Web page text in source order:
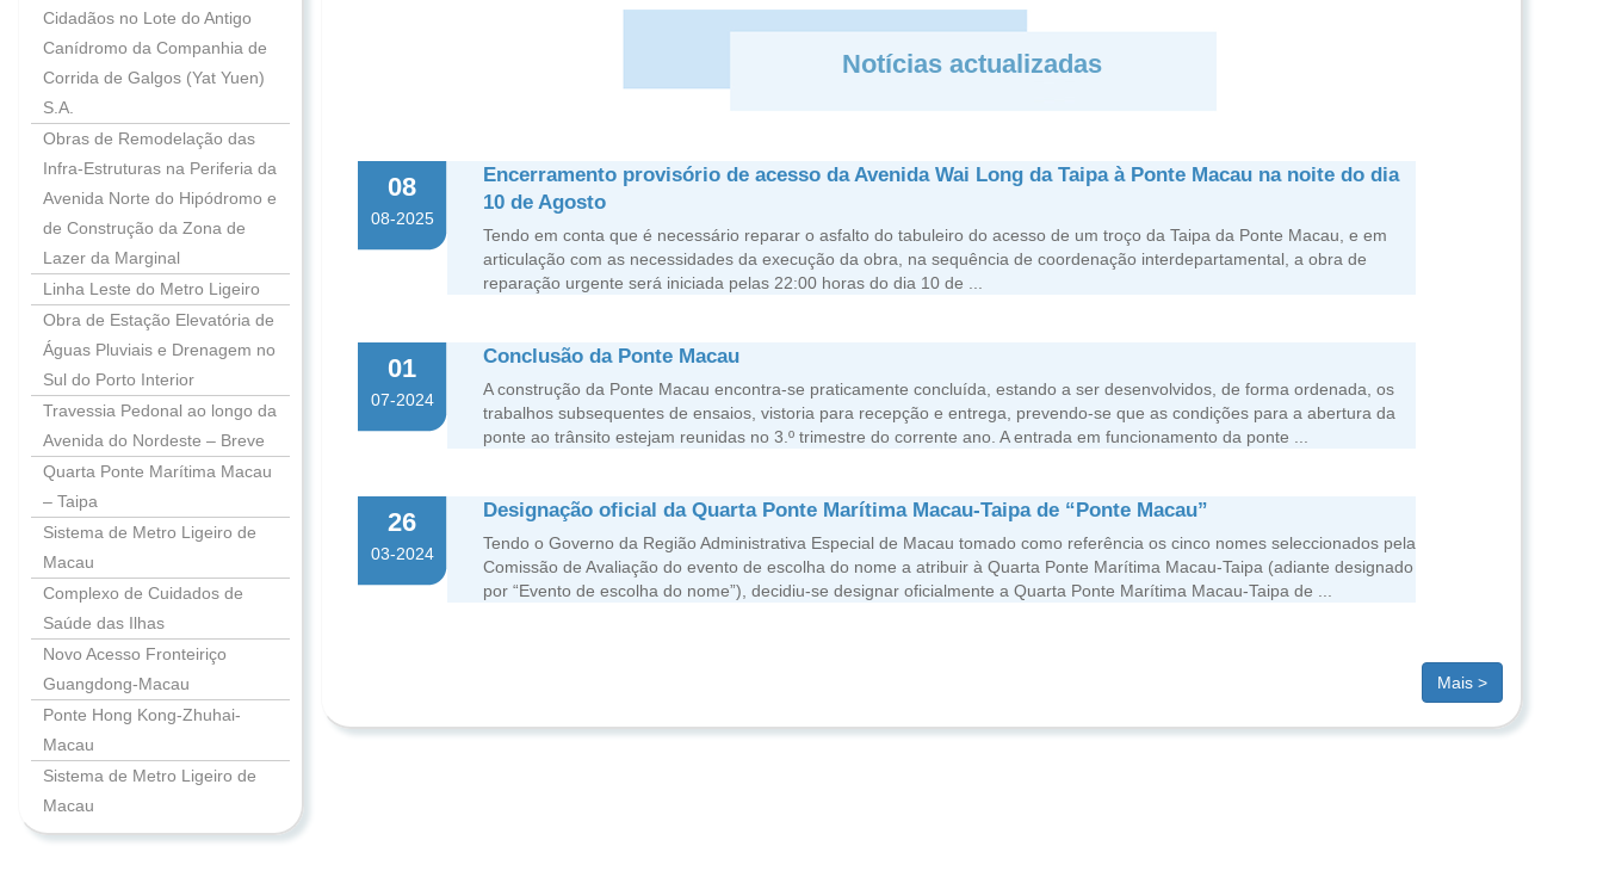
Cidadãos no Lote do Antigo
Canídromo da Companhia de
Corrida de Galgos (Yat Yuen)
S.A.
Obras de Remodelação das
Infra-Estruturas na Periferia da
Avenida Norte do Hipódromo e
de Construção da Zona de
Lazer da Marginal
Linha Leste do Metro Ligeiro
Obra de Estação Elevatória de
Águas Pluviais e Drenagem no
Sul do Porto Interior
Travessia Pedonal ao longo da
Avenida do Nordeste – Breve
Quarta Ponte Marítima Macau
– Taipa
Sistema de Metro Ligeiro de
Macau
Complexo de Cuidados de
Saúde das Ilhas
Novo Acesso Fronteiriço
Guangdong-Macau
Ponte Hong Kong-Zhuhai-
Macau
Sistema de Metro Ligeiro de
Macau
Notícias actualizadas
08
08-2025
Encerramento provisório de acesso da Avenida Wai Long da Taipa à Ponte Macau na noite do dia
10 de Agosto
Tendo em conta que é necessário reparar o asfalto do tabuleiro do acesso de um troço da Taipa da Ponte Macau, e em
articulação com as necessidades da execução da obra, na sequência de coordenação interdepartamental, a obra de
reparação urgente será iniciada pelas 22:00 horas do dia 10 de ...
01
07-2024
Conclusão da Ponte Macau
A construção da Ponte Macau encontra-se praticamente concluída, estando a ser desenvolvidos, de forma ordenada, os
trabalhos subsequentes de ensaios, vistoria para recepção e entrega, prevendo-se que as condições para a abertura da
ponte ao trânsito estejam reunidas no 3.º trimestre do corrente ano. A entrada em funcionamento da ponte ...
26
03-2024
Designação oficial da Quarta Ponte Marítima Macau-Taipa de “Ponte Macau”
Tendo o Governo da Região Administrativa Especial de Macau tomado como referência os cinco nomes seleccionados pela
Comissão de Avaliação do evento de escolha do nome a atribuir à Quarta Ponte Marítima Macau-Taipa (adiante designado
por “Evento de escolha do nome”), decidiu-se designar oficialmente a Quarta Ponte Marítima Macau-Taipa de ...
Mais >